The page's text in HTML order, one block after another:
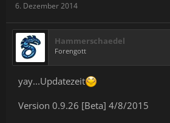
6. Dezember 2014
Hammerschaedel
Forengott
yay...Updatezeit
Version 0.9.26 [Beta] 4/8/2015